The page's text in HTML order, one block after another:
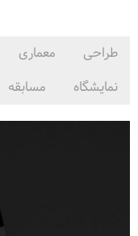
طراحی معماری
نمایشگاه
مسابقه